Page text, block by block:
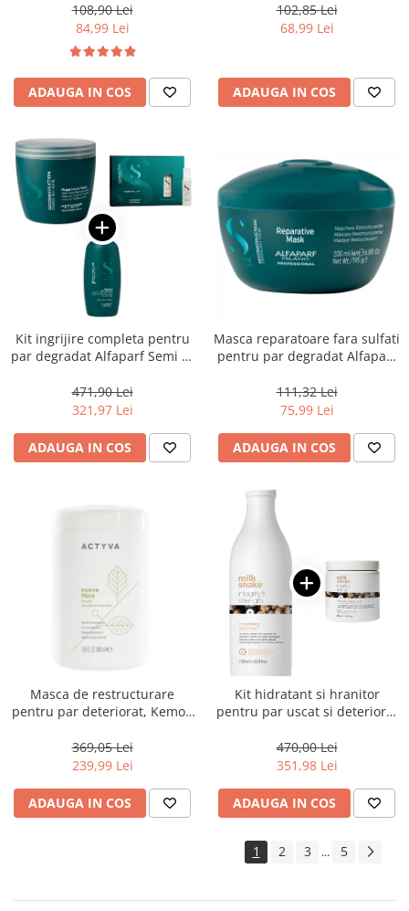
108,90 Lei
84,99 Lei
ADAUGA IN COS
102,85 Lei
68,99 Lei
ADAUGA IN COS
Kit ingrijire completa pentru
par degradat Alfaparf Semi di
Reparative, Salon Size
471,90 Lei
321,97 Lei
ADAUGA IN COS
Masca reparatoare fara sulfati
pentru par degradat Alfaparf
Reconstruction, 200 ml
111,32 Lei
75,99 Lei
ADAUGA IN COS
Masca de restructurare
pentru par deteriorat, Kemon
369,05 Lei
239,99 Lei
ADAUGA IN COS
Kit hidratant si hranitor
pentru par uscat si deteriorat
Strength
470,00 Lei
351,98 Lei
ADAUGA IN COS
1 2 3 ... 5